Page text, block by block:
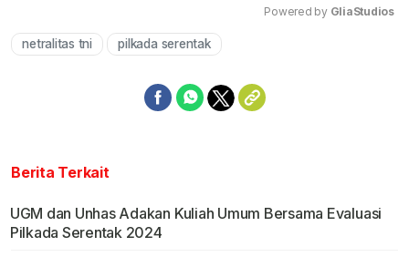
Powered by GliaStudios
netralitas tni pilkada serentak
Berita Terkait
UGM dan Unhas Adakan Kuliah Umum Bersama Evaluasi
Pilkada Serentak 2024